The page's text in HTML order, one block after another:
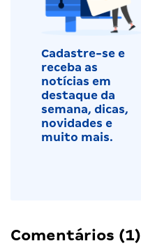
Cadastre-se e
receba as
notícias em
destaque da
semana, dicas,
novidades e
muito mais.
Comentários (1)